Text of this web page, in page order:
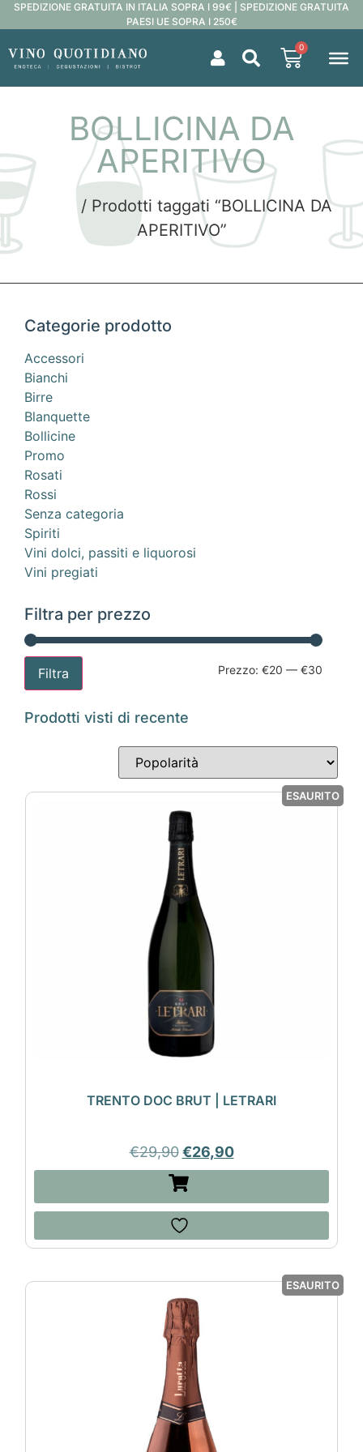
SPEDIZIONE GRATUITA IN ITALIA SOPRA I 99€ | SPEDIZIONE GRATUITA
PAESI UE SOPRA I 250€
0
BOLLICINA DA
APERITIVO
/ Prodotti taggati “BOLLICINA DA
APERITIVO”
Categorie prodotto
Accessori
Bianchi
Birre
Blanquette
Bollicine
Promo
Rosati
Rossi
Senza categoria
Spiriti
Vini dolci, passiti e liquorosi
Vini pregiati
Filtra per prezzo
Filtra Prezzo: €20 — €30
Prodotti visti di recente
ESAURITO
TRENTO DOC BRUT | LETRARI
€29,90 €26,90
ESAURITO